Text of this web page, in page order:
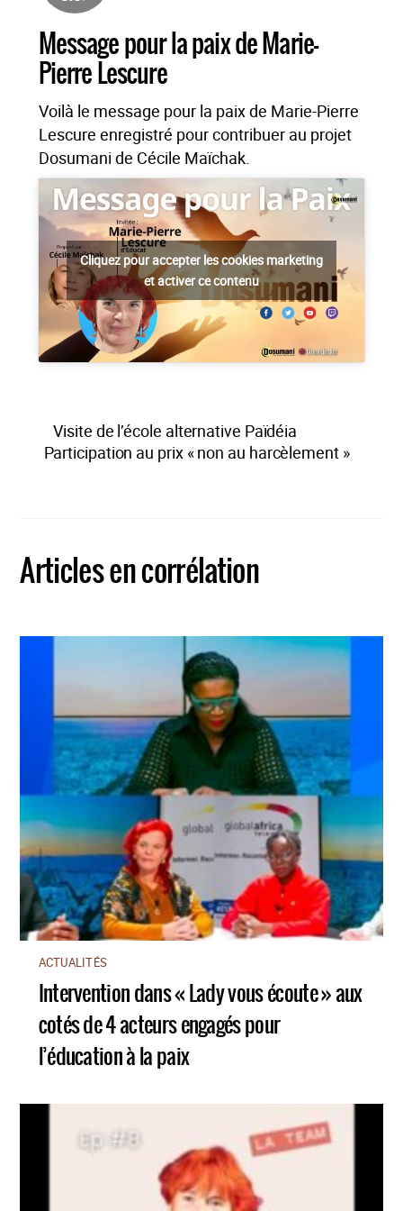
Message pour la paix de Marie-
Pierre Lescure
Voilà le message pour la paix de Marie-Pierre
Lescure enregistré pour contribuer au projet
Dosumani de Cécile Maïchak.
Cliquez pour accepter les cookies marketing
et activer ce contenu
Visite de l’école alternative Païdéia
Participation au prix « non au harcèlement »
Articles en corrélation
ACTUALITÉS
Intervention dans « Lady vous écoute » aux
cotés de 4 acteurs engagés pour
l’éducation à la paix